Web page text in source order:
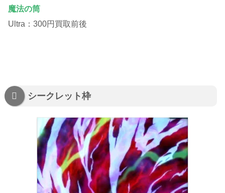
魔法の筒
Ultra：300円買取前後
シークレット枠